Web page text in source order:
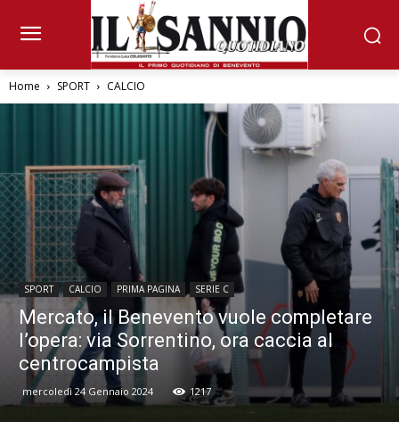
Home SPORT CALCIO
SPORT CALCIO PRIMA PAGINA SERIE C
Mercato, il Benevento vuole completare
l’opera: via Sorrentino, ora caccia al
centrocampista
mercoledì 24 Gennaio 2024 1217